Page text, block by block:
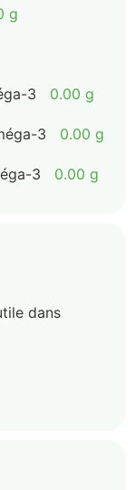
g
3 0.00 g
3 0.00 g
3 0.00 g
dans